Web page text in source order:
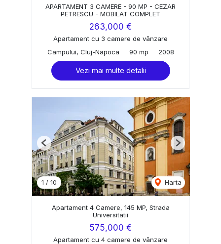
APARTAMENT 3 CAMERE - 90 MP - CEZAR
PETRESCU - MOBILAT COMPLET
263,000 €
Apartament cu 3 camere de vânzare
Campului, Cluj-Napoca
90 mp 2008
Vezi mai multe detalii
1 / 10 Harta
Previous Next
Apartament 4 Camere, 145 MP, Strada
Universitatii
575,000 €
Apartament cu 4 camere de vânzare